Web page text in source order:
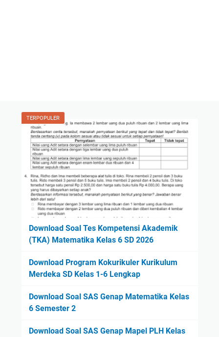
TERPOPULER
Download Soal Tes Kompetensi Akademik
(TKA) Matematika Kelas 6 SD 2026
Download Program Kokurikuler Kurikulum
Merdeka SD Kelas 1-6 Lengkap
Download Soal SAS Genap Matematika Kelas
6 Semester 2
Download Soal SAS Genap Mapel PLH Kelas